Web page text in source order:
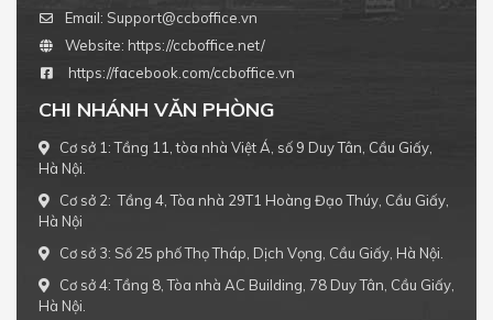
Email: Support@ccboffice.vn
Website: https://ccboffice.net/
https://facebook.com/ccboffice.vn
CHI NHÁNH VĂN PHÒNG
Cơ sở 1: Tầng 11, tòa nhà Việt Á, số 9 Duy Tân, Cầu Giấy,
Hà Nội.
Cơ sở 2: Tầng 4, Tòa nhà 29T1 Hoàng Đạo Thúy, Cầu Giấy,
Hà Nội
Cơ sở 3: Số 25 phố Thọ Tháp, Dịch Vọng, Cầu Giấy, Hà Nội.
Cơ sở 4: Tầng 8, Tòa nhà AC Building, 78 Duy Tân, Cầu Giấy,
Hà Nội.